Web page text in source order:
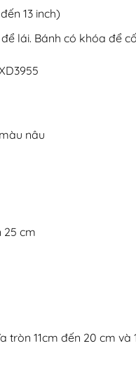
13 inch)
lái. Bánh có khóa để
nâu
25 cm
tròn 11cm đến 20 cm và